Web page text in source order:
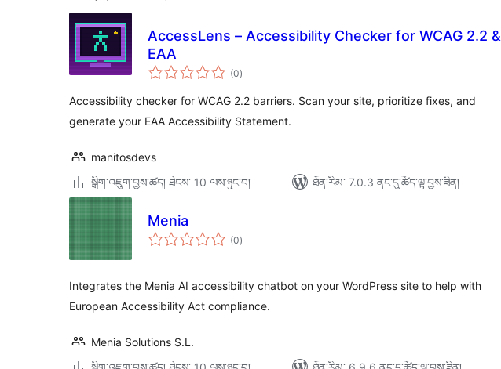
AccessLens – Accessibility Checker for WCAG 2.2 &
EAA
(0གདེང་
འཇོག་
ཚང་།
)
Accessibility checker for WCAG 2.2 barriers. Scan your site, prioritize fixes, and
generate your EAA Accessibility Statement.
manitosdevs
སྒྲིག་འཇུག་བྱས་ཚད། ཐེངས་ 10 ལས་ཉུང་བ།
ཐོན་རིམ་ 7.0.3 ནང་དུ་ཚོད་ལྟ་བྱས་ཟིན།
Menia
(0གདེང་
འཇོག་
)
Integrates the Menia AI accessibility chatbot on your WordPress site to help with
European Accessibility Act compliance.
Menia Solutions S.L.